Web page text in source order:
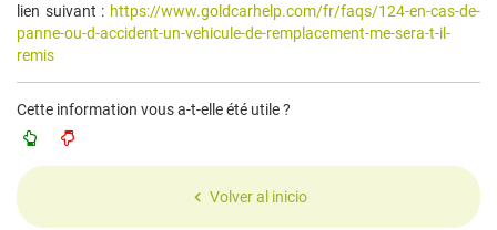
lien suivant : https://www.goldcarhelp.com/fr/faqs/124-en-cas-de-
panne-ou-d-accident-un-vehicule-de-remplacement-me-sera-t-il-
remis
Cette information vous a-t-elle été utile ?
Volver al inicio